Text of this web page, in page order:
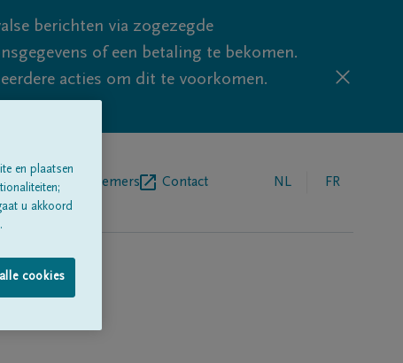
berichten via zogezegde
of een betaling te bekomen.
acties om dit te voorkomen.
Contact NL FR
en plaatsen
u akkoord
cookies